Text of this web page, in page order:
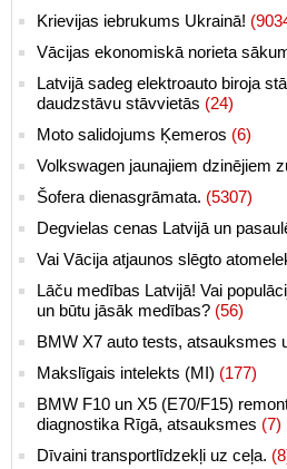
Krievijas iebrukums Ukrainā!
Vācijas ekonomiskā norieta
Latvijā sadeg elektroauto biroja
daudzstāvu stāvvietās (24)
Moto salidojums Ķemeros (6)
Volkswagen jaunajiem dzinējiem
Šofera dienasgrāmata. (5307)
Degvielas cenas Latvijā un
Vai Vācija atjaunos slēgto
Lāču medības Latvijā! Vai
un būtu jāsāk medības? (56)
BMW X7 auto tests, atsauksmes
Makslīgais intelekts (MI) (177)
BMW F10 un X5 (E70/F15)
diagnostika Rīgā, atsauksmes (7)
Dīvaini transportlīdzekļi uz ceļa.